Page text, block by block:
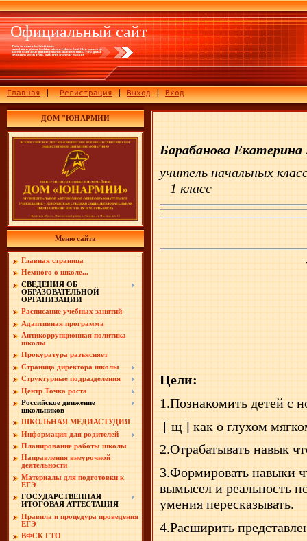
Официальный сайт
Главная |Регистрация|Выход|Вход
ДОМ "ЮНАРМИИ
Меню сайта
Главная страница
Немного о школе...
СВЕДЕНИЯ ОБ
ОБРАЗОВАТЕЛЬНОЙ
ОРГАНИЗАЦИИ
Расписание учебных занятий
Адаптивная программа
Антикоррупционная политика
школы
Прокуратура разъясняет
Страница директора школы
Структурные подразделения
Центр Точка роста
Российское движение
школьников
ШКОЛЬНАЯ МЕДИАСТУДИЯ
Информация для родителей
Планирование работы школы
Направления внеурочной
деятельности
Материалы для подготовки к
ЕГЭ
ГОСУДАРСТВЕННАЯ
ИТОГОВАЯ АТТЕСТАЦИЯ
Правила и процедура проведения
ЕГЭ
ВФСК ГТО
Барабанова Екатерина
учитель начальных
1 класс
Цели:
1.Познакомить детей с
[ щ ] как о глухом
2.Отрабатывать навык
3.Формировать навыки
вымысел и реальность
умения пересказывать.
4.Расширить